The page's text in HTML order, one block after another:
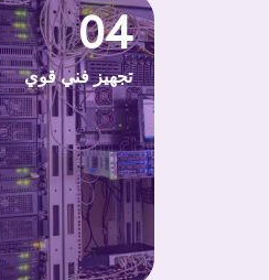
04
تجهيز فني قوي